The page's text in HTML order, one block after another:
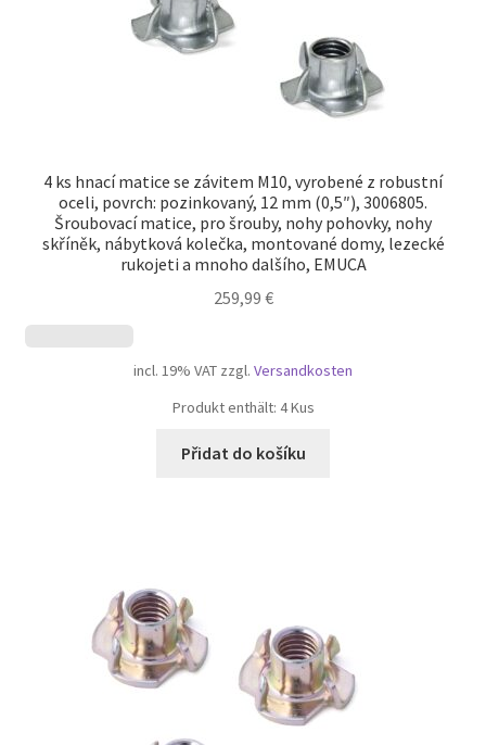
4 ks hnací matice se závitem M10, vyrobené z robustní
oceli, povrch: pozinkovaný, 12 mm (0,5″), 3006805.
Šroubovací matice, pro šrouby, nohy pohovky, nohy
skříněk, nábytková kolečka, montované domy, lezecké
rukojeti a mnoho dalšího, EMUCA
259,99 €
incl. 19% VAT zzgl. Versandkosten
Produkt enthält: 4Kus
Přidat do košíku